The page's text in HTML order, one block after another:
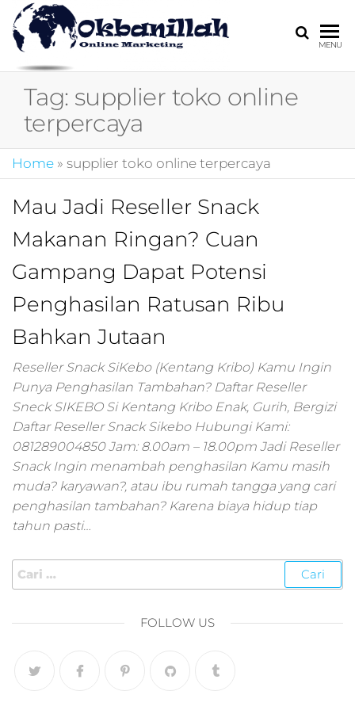
HARGA
MIRING
4.0,jasa digital
kotler,performance
digital,bisnis digital
digital
marketing,kotler
4.0,branding
digital,marketing
media,promosi
smm,media
digital,jasa digital
marketing
terbaik,marketing
online offline,jasa
digital marketing
murah,marketing
digital
page marketing
umkm,digital
marketing
digital
MENU
Tag: supplier toko online
terpercaya
Home » supplier toko online terpercaya
Mau Jadi Reseller Snack
Makanan Ringan? Cuan
Gampang Dapat Potensi
Penghasilan Ratusan Ribu
Bahkan Jutaan
Reseller Snack SiKebo (Kentang Kribo) Kamu Ingin
Punya Penghasilan Tambahan? Daftar Reseller
Sneck SIKEBO Si Kentang Kribo Enak, Gurih, Bergizi
Daftar Reseller Snack Sikebo Hubungi Kami:
081289004850 Jam: 8.00am – 18.00pm Jadi Reseller
Snack Ingin menambah penghasilan Kamu masih
muda? karyawan?, atau ibu rumah tangga yang cari
penghasilan tambahan? Karena biaya hidup tiap
tahun pasti…
FOLLOW US